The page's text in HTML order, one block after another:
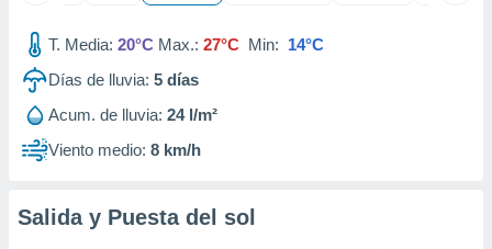
T. Media: 20°C Max.: 27°C Min: 14°C
Días de lluvia: 5 días
Acum. de lluvia: 24 l/m²
Viento medio: 8 km/h
Salida y Puesta del sol